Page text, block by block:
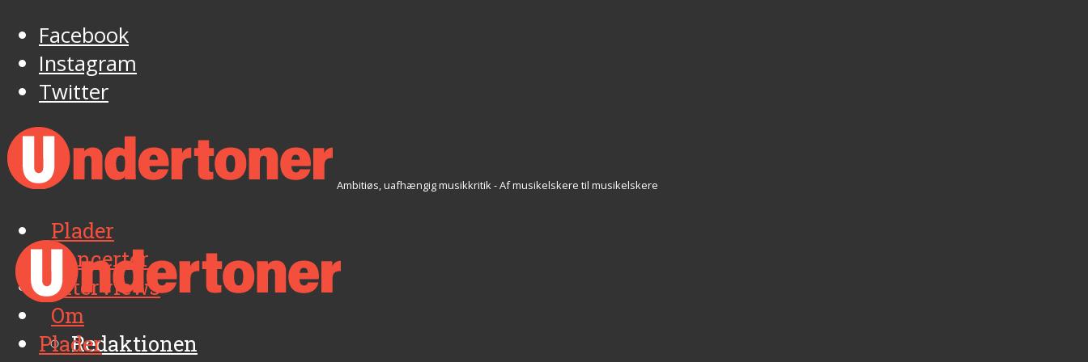
Facebook
Instagram
Twitter
Ambitiøs, uafhængig musikkritik - Af musikelskere til musikelskere
Plader
Koncerter
Interviews
Om
Redaktionen
Plader